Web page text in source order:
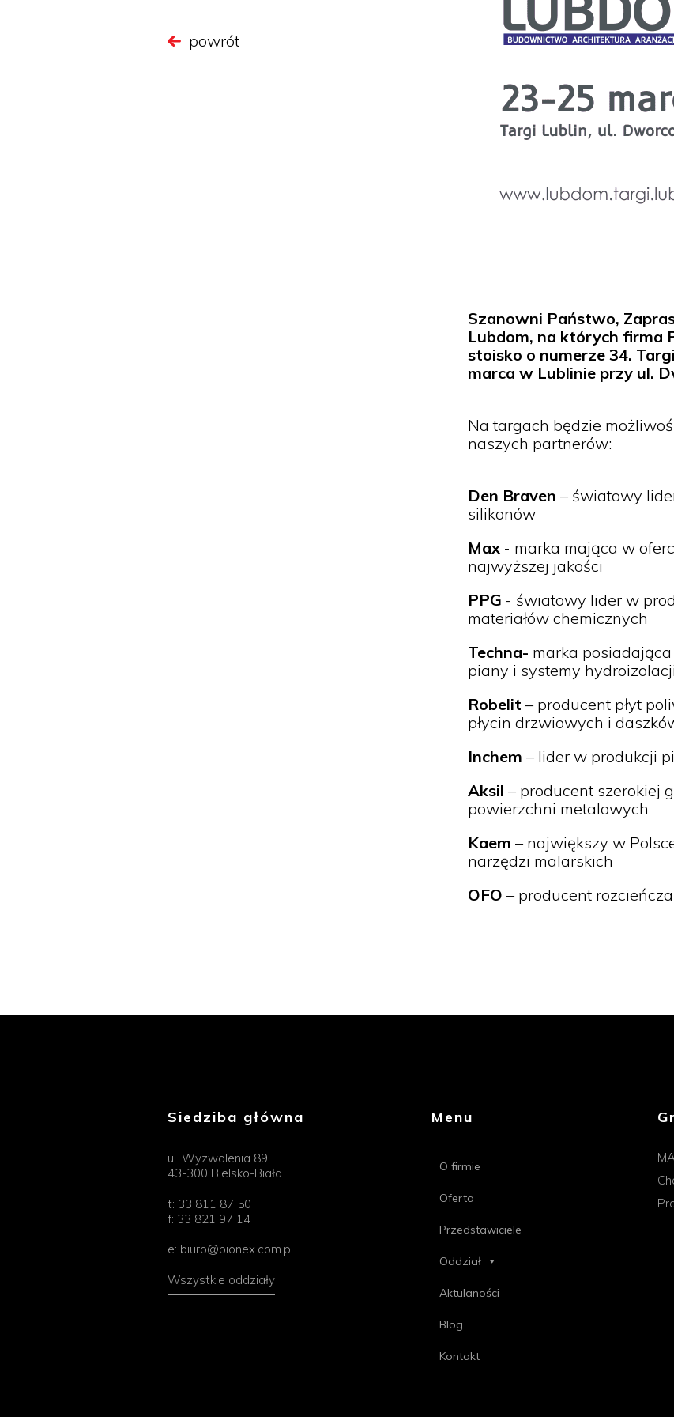
powrót
Szanowni Państwo,
Lubdom, na których firma
stoisko o numerze 34.
marca w Lublinie przy ul.
Na targach będzie
naszych partnerów:
Den Braven – światowy
silikonów
Max - marka mająca w
najwyższej jakości
PPG - światowy lider w
materiałów chemicznych
Techna- marka
piany i systemy hydroizolacji
Robelit – producent płyt
płycin drzwiowych i
Inchem – lider w produkcji
Aksil – producent szerokiej
powierzchni metalowych
Kaem – największy w
narzędzi malarskich
OFO – producent
Siedziba główna
ul. Wyzwolenia 89
43-300 Bielsko-Biała
t: 33 811 87 50
f: 33 821 97 14
e: biuro@pionex.com.pl
Wszystkie oddziały
Menu
O firmie
Oferta
Przedstawiciele
Oddział
Aktulaności
Blog
Kontakt